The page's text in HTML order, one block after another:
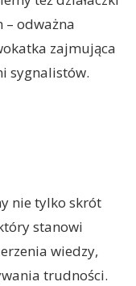
– odważna
zajmująca
sygnalistów.
nie tylko skrót
stanowi
wiedzy,
trudności.